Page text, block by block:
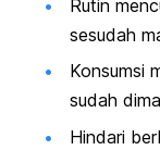
Rutin
sesudah
Konsumsi
sudah
Hindari